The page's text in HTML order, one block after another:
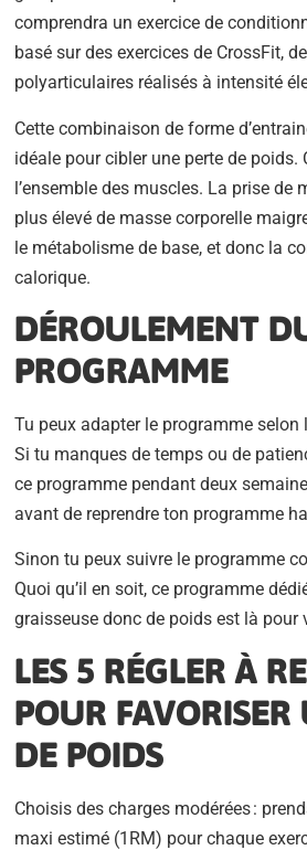
comprendra un exercice de
basé sur des exercices de CrossFit,
polyarticulaires réalisés à intensité
Cette combinaison de forme
idéale pour cibler une perte de poids.
l’ensemble des muscles. La prise de
plus élevé de masse corporelle
le métabolisme de base, et donc la
calorique.
DÉROULEMENT
PROGRAMME
Tu peux adapter le programme selon
Si tu manques de temps ou de
ce programme pendant deux
avant de reprendre ton programme
Sinon tu peux suivre le programme
Quoi qu’il en soit, ce programme
graisseuse donc de poids est là pour
LES 5 RÉGLER À
POUR FAVORISER
DE POIDS
Choisis des charges modérées :
maxi estimé (1RM) pour chaque